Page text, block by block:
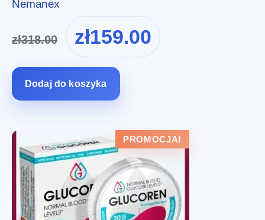
Nemanex
zł318.00
Pierwotna
cena
wynosiła:
zł159.00
cena
Dodaj do koszyka
PROMOCJA!